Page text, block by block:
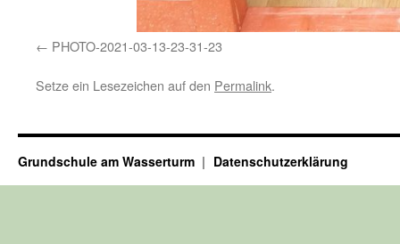
PHOTO-2021-03-13-23-31-23
Setze ein Lesezeichen auf den Permalink.
Grundschule am Wasserturm Datenschutzerklärung